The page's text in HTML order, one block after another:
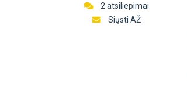
2 atsiliepimai
Siųsti AŽ